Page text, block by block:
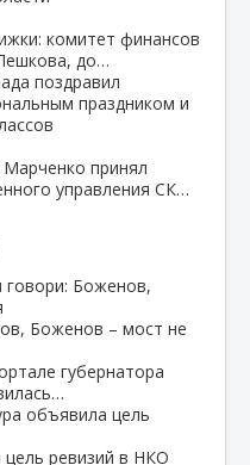
комитет финансов
до…
поздравил
праздником и
принял
управления СК…
говори: Боженов,
губернатора
объявила цель